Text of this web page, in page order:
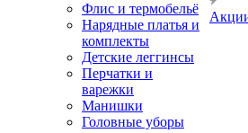
Флис и термобельё
Нарядные платья и
комплекты
Детские леггинсы
Перчатки и
варежки
Манишки
Головные уборы